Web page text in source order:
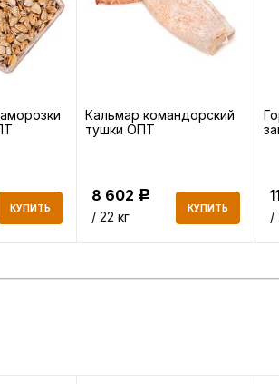
КУПИТЬ
Кальмар командорский
тушки ОПТ
8 602 Р
/ 22 кг
КУПИТЬ
/